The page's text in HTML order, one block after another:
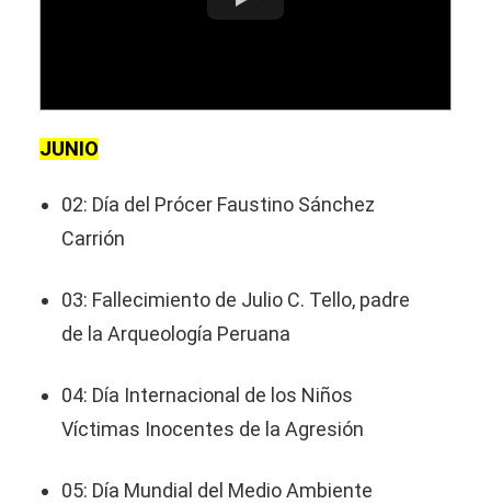
JUNIO
02: Día del Prócer Faustino Sánchez
Carrión
03: Fallecimiento de Julio C. Tello, padre
de la Arqueología Peruana
04: Día Internacional de los Niños
Víctimas Inocentes de la Agresión
05: Día Mundial del Medio Ambiente